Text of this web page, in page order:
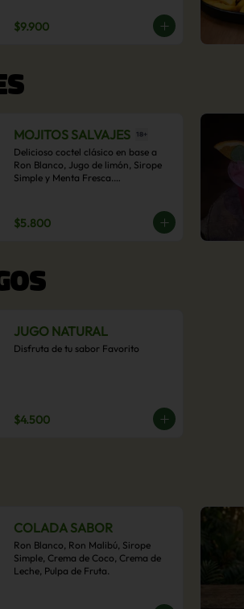
$9.900
MOJITOS SALVAJES
Delicioso coctel clásico en base a
Ron Blanco, Jugo de limón, Sirope
Simple y Menta Fresca.
$5.800
JUGO NATURAL
Disfruta de tu sabor Favorito
$4.500
COLADA SABOR
Ron Blanco, Ron Malibú, Sirope
Simple, Crema de Coco, Crema de
Leche, Pulpa de Fruta.